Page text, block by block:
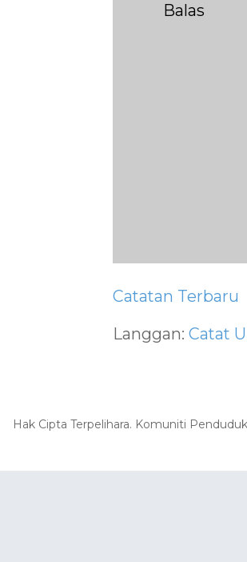
Balas
Catatan Terbaru
Langgan: Catat
Hak Cipta Terpelihara. Komuniti